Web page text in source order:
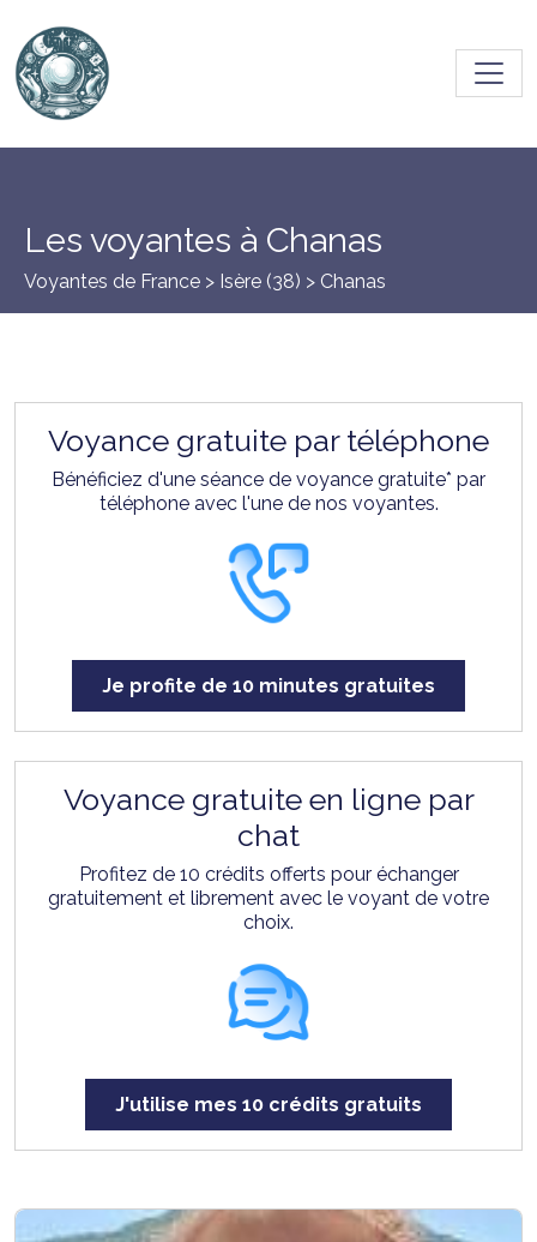
Les voyantes à Chanas
Voyantes de France > Isère (38) > Chanas
Voyance gratuite par téléphone
Bénéficiez d'une séance de voyance gratuite* par
téléphone avec l'une de nos voyantes.
Je profite de 10 minutes gratuites
Voyance gratuite en ligne par
chat
Profitez de 10 crédits offerts pour échanger
gratuitement et librement avec le voyant de votre
choix.
J'utilise mes 10 crédits gratuits